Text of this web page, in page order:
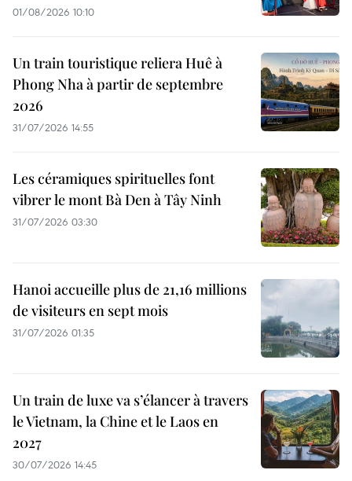
01/08/2026 10:10
Un train touristique reliera Huê à
Phong Nha à partir de septembre
2026
31/07/2026 14:55
Les céramiques spirituelles font
vibrer le mont Bà Den à Tây Ninh
31/07/2026 03:30
Hanoi accueille plus de 21,16 millions
de visiteurs en sept mois ​
31/07/2026 01:35
Un train de luxe va s’élancer à travers
le Vietnam, la Chine et le Laos en
2027
30/07/2026 14:45